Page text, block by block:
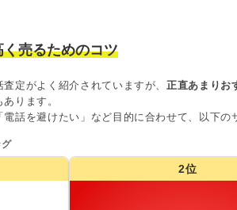
売るためのコツ
定がよく紹介されていますが、正直あまりお
ります。
話を避けたい」など目的に合わせて、以下の
2位